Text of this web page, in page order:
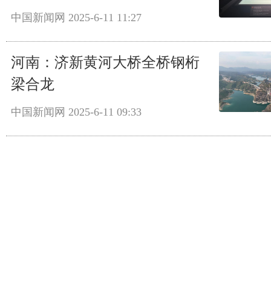
中国新闻网 2025-6-11 11:27
河南：济新黄河大桥全桥钢桁
梁合龙
中国新闻网 2025-6-11 09:33